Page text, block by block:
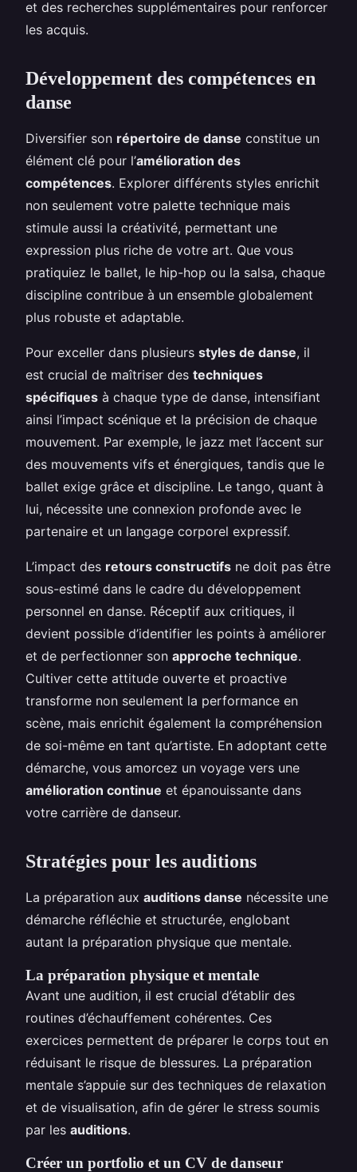
et des recherches supplémentaires pour renforcer
les acquis.
Développement des compétences en
danse
Diversifier son répertoire de danse constitue un
élément clé pour l’amélioration des
compétences. Explorer différents styles enrichit
non seulement votre palette technique mais
stimule aussi la créativité, permettant une
expression plus riche de votre art. Que vous
pratiquiez le ballet, le hip-hop ou la salsa, chaque
discipline contribue à un ensemble globalement
plus robuste et adaptable.
Pour exceller dans plusieurs styles de danse, il
est crucial de maîtriser des techniques
spécifiques à chaque type de danse, intensifiant
ainsi l’impact scénique et la précision de chaque
mouvement. Par exemple, le jazz met l’accent sur
des mouvements vifs et énergiques, tandis que le
ballet exige grâce et discipline. Le tango, quant à
lui, nécessite une connexion profonde avec le
partenaire et un langage corporel expressif.
L’impact des retours constructifs ne doit pas être
sous-estimé dans le cadre du développement
personnel en danse. Réceptif aux critiques, il
devient possible d’identifier les points à améliorer
et de perfectionner son approche technique.
Cultiver cette attitude ouverte et proactive
transforme non seulement la performance en
scène, mais enrichit également la compréhension
de soi-même en tant qu’artiste. En adoptant cette
démarche, vous amorcez un voyage vers une
amélioration continue et épanouissante dans
votre carrière de danseur.
Stratégies pour les auditions
La préparation aux auditions danse nécessite une
démarche réfléchie et structurée, englobant
autant la préparation physique que mentale.
La préparation physique et mentale
Avant une audition, il est crucial d’établir des
routines d’échauffement cohérentes. Ces
exercices permettent de préparer le corps tout en
réduisant le risque de blessures. La préparation
mentale s’appuie sur des techniques de relaxation
et de visualisation, afin de gérer le stress soumis
par les auditions.
Créer un portfolio et un CV de danseur